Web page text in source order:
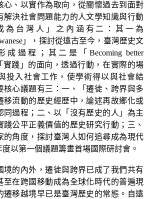
心、以實作為取向，從關懷過去到面對
解決社會問題能力的人文學知識與行動
為台灣人」之內涵有二：其一為
」，探討從遠古至今，臺灣歷史文
過程；其二是「Becoming better
實踐」的面向，透過行動，在實際的場
投入社會工作，使學術得以與社會結
核心議題有三：一、「遷徙、跨界與多
移流動的歷史經歷中，論述再故鄉化或
同過程；二、以「沒有歷史的人」為主
踐公平正義價值的歷史研究行動；三、
的角度，探討臺灣人如何追尋成為現代
以第一個議題籌畫首場國際研討會。
境的內外，遷徙與跨界已成了我們共有
至在跨國移動成為全球化時代的普遍現
遷移越境早已是臺灣歷史的常態。自遠